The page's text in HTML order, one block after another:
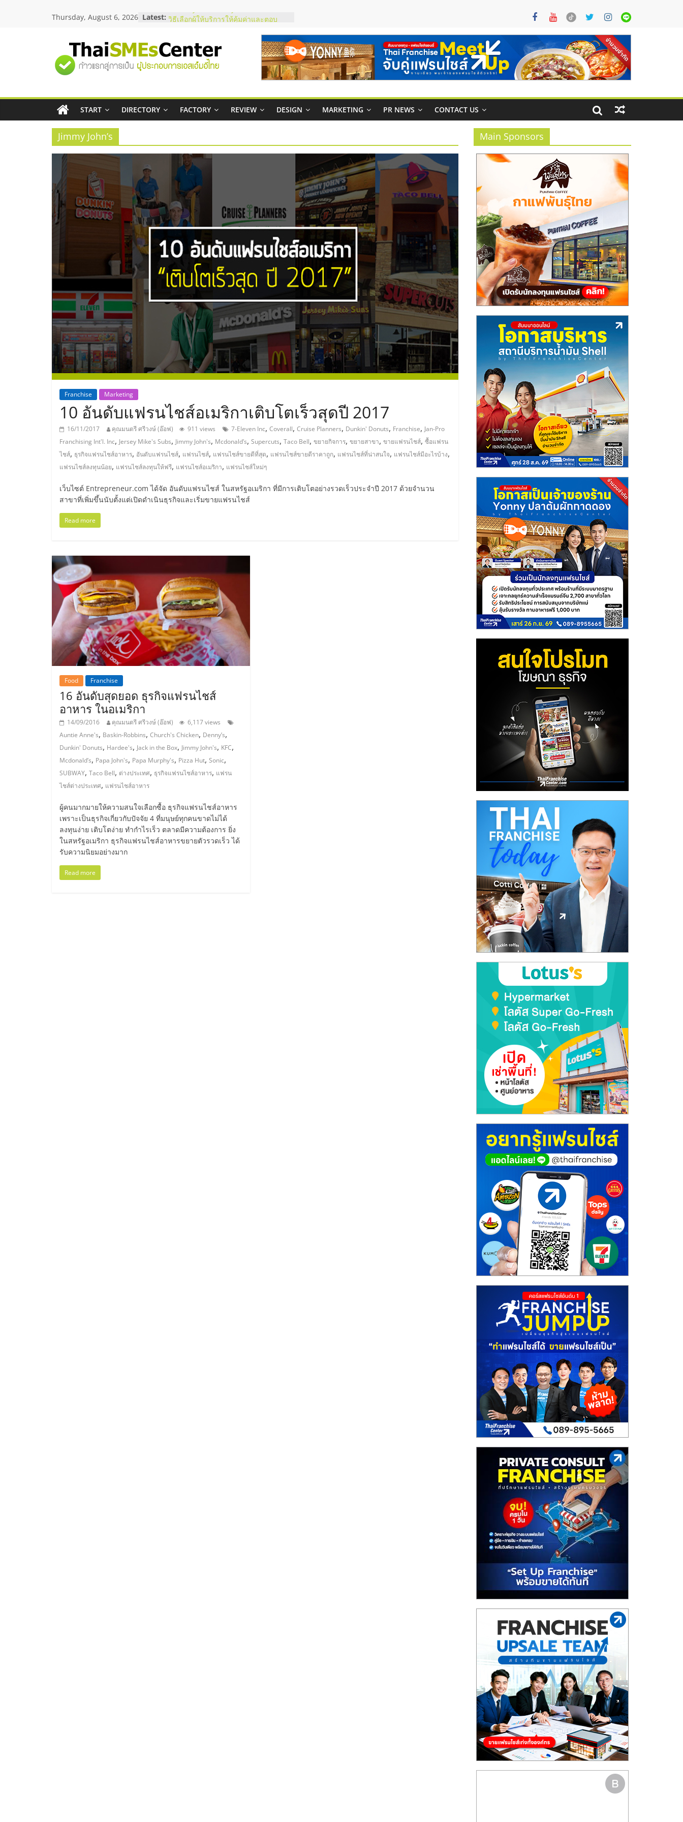
Thursday, August 6, 2026 Latest: บริษัท Cybersecurity ในไทยที่ไหนดี?
อยากหาเงินทุน เพิ่มสภาพคล่องให้ธุรกิจ
เริ่มยังไงให้ผ่านฉลุย
สัมมนาออนไลน์ โอกาสบริหารสถานี
ThaiFranchise Meet Up จับคู่แฟรน
ไชส์ ครั้งที่ 8
ร้านเครื่องเสียงคุณภาพสูง พร้อม
"ศูนย์
รวม
ข้อมูล
ธุรกิจ
SME
แห่ง
ประเทศไทย,
ThaiSMEsCenter,
รวม
ธุรกิจ
เอ
ส
เอ็
มอี
ไทย,
SMEs,
แฟ
ไชส์,
ที่
ปรึกษา
แฟ
รน
ไชส์,
รวม
แฟ
รน
ไชส์
ขาย
แฟ
START DIRECTORY FACTORY REVIEW DESIGN MARKETING PR NEWS CONTACT US
Jimmy John’s
Franchise Marketing
10 อันดับแฟรนไชส์อเมริกาเติบโตเร็วสุดปี 2017
16/11/2017 คุณมนตรี ศรีวงษ์ (อ๊อฟ) 911 views 7-Eleven Inc, Coverall, Cruise Planners, Dunkin' Donuts, Franchise, Jan-Pro
Franchising Int'l. Inc, Jersey Mike's Subs, Jimmy John's, Mcdonald’s, Supercuts, Taco Bell, ขยายกิจการ, ขยายสาขา, ขายแฟรนไชส์, ซื้อแฟรน
ไชส์, ธุรกิจแฟรนไชส์อาหาร, อันดับแฟรนไชส์, แฟรนไชส์, แฟรนไชส์ขายดีที่สุด, แฟรนไชส์ขายดีราคาถูก, แฟรนไชส์ที่น่าสนใจ, แฟรนไชส์มีอะไรบ้าง,
แฟรนไชส์ลงทุนน้อย, แฟรนไชส์ลงทุนให้ฟรี, แฟรนไชส์อเมริกา, แฟรนไชส์ใหม่ๆ
เว็บไซต์ Entrepreneur.com ได้จัด อันดับแฟรนไชส์ ในสหรัฐอเมริกา ที่มีการเติบโตอย่างรวดเร็วประจำปี 2017 ด้วยจำนวน
สาขาที่เพิ่มขึ้นนับตั้งแต่เปิดดำเนินธุรกิจและเริ่มขายแฟรนไชส์
Read more
Food Franchise
16 อันดับสุดยอด ธุรกิจแฟรนไชส์
อาหาร ในอเมริกา
14/09/2016 คุณมนตรี ศรีวงษ์ (อ๊อฟ)
6,117 views
Auntie Anne's, Baskin-Robbins, Church's Chicken, Denny’s,
Dunkin' Donuts, Hardee's, Jack in the Box, Jimmy John's, KFC,
Mcdonald’s, Papa John's, Papa Murphy's, Pizza Hut, Sonic,
SUBWAY, Taco Bell, ต่างประเทศ, ธุรกิจแฟรนไชส์อาหาร, แฟรน
ไชส์ต่างประเทศ, แฟรนไชส์อาหาร
ผู้คนมากมายให้ความสนใจเลือกซื้อ ธุรกิจแฟรนไชส์อาหาร
เพราะเป็นธุรกิจเกี่ยวกับปัจจัย 4 ที่มนุษย์ทุกคนขาดไม่ได้
ลงทุนง่าย เติบโตง่าย ทำกำไรเร็ว ตลาดมีความต้องการ ยิ่ง
ในสหรัฐอเมริกา ธุรกิจแฟรนไชส์อาหารขยายตัวรวดเร็ว ได้
รับความนิยมอย่างมาก
Read more
Main Sponsors